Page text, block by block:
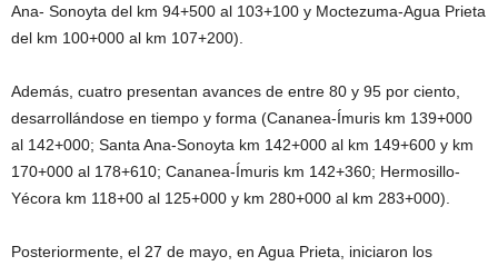
Ana- Sonoyta del km 94+500 al 103+100 y Moctezuma-Agua Prieta
del km 100+000 al km 107+200).
Además, cuatro presentan avances de entre 80 y 95 por ciento,
desarrollándose en tiempo y forma (Cananea-Ímuris km 139+000
al 142+000; Santa Ana-Sonoyta km 142+000 al km 149+600 y km
170+000 al 178+610; Cananea-Ímuris km 142+360; Hermosillo-
Yécora km 118+00 al 125+000 y km 280+000 al km 283+000).
Posteriormente, el 27 de mayo, en Agua Prieta, iniciaron los